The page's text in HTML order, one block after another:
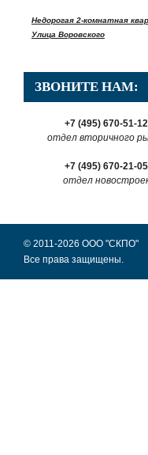
Недорогая 2-комнатная
Улица Воровского
ЗВОНИТЕ НАМ:
+7 (495) 670-51-12
отдел вторичного
+7 (495) 670-21-05
отдел
© 2011-2026 ООО "СКПО"
Все права защищены.